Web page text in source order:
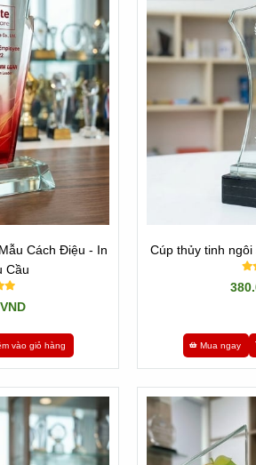
phẩm và giao qua cho Khách hàng là xong.
lại là chúng có giá không phải rẻ và mẫu
tại Việt Nam:
Cách Điệu - In
Cầu
vào giỏ hàng
Cúp thủy tinh
Mua ngay